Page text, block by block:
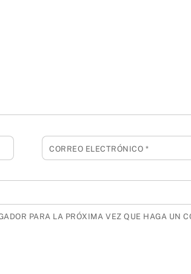
CORREO ELECTRÓNICO *
PARA LA PRÓXIMA VEZ QUE HAGA UN